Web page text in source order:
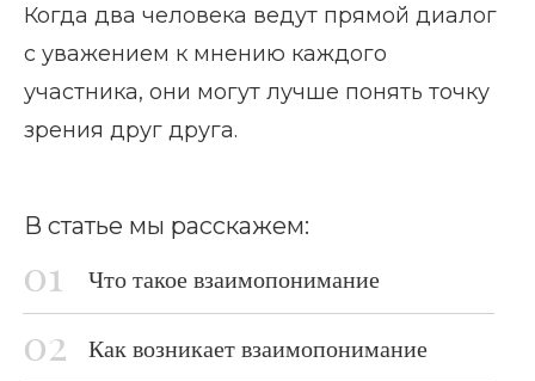
Когда два человека ведут прямой диалог
с уважением к мнению каждого
участника, они могут лучше понять точку
зрения друг друга.
В статье мы расскажем:
Что такое взаимопонимание
Как возникает взаимопонимание